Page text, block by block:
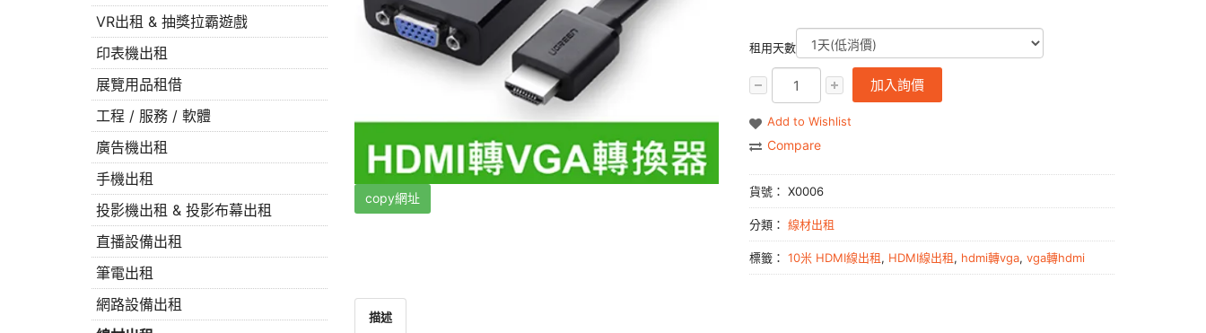
copy網址
租用天數
加入詢價
Add to Wishlist
Compare
貨號：X0006
分類：線材出租
標籤：10米 HDMI線出租, HDMI線出租, hdmi轉vga,vga轉hdmi
描述
VR出租 & 抽獎拉霸遊戲
印表機出租
展覽用品租借
工程 / 服務 / 軟體
廣告機出租
手機出租
投影機出租 & 投影布幕出租
直播設備出租
筆電出租
網路設備出租